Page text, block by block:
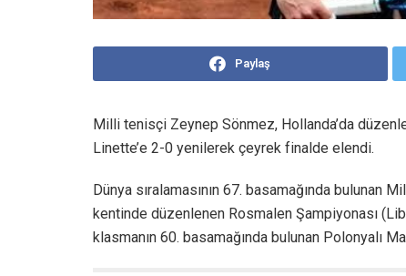
Paylaş
Milli tenisçi Zeynep Sönmez, Hollanda’da
Linette’e 2-0 yenilerek çeyrek finalde elendi.
Dünya sıralamasının 67. basamağında bulunan
kentinde düzenlenen Rosmalen Şampiyonası
klasmanın 60. basamağında bulunan Polonyalı